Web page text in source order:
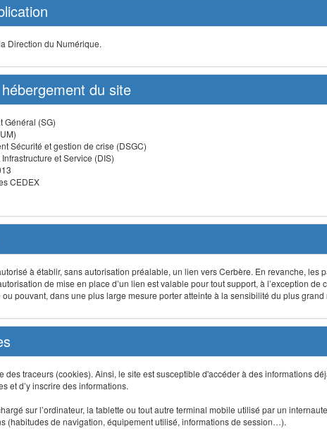
Direction du Numérique.
du site
Général (SG)
Sécurité et gestion de crise (DSGC)
et Service (DIS)
CEDEX
à établir, sans autorisation préalable, un lien vers Cerbère. En revanche, les
de mise en place d’un lien est valable pour tout support, à l’exception
pouvant, dans une plus large mesure porter atteinte à la sensibilité du plus grand
des traceurs (cookies). Ainsi, le site est susceptible d'accéder à des informations
et d’y inscrire des informations.
sur l’ordinateur, la tablette ou tout autre terminal mobile utilisé par un
(habitudes de navigation, équipement utilisé, informations de session…).